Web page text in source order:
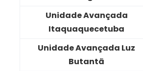
Unidade Avançada
Itaquaquecetuba
Unidade Avançada Luz
Butantã